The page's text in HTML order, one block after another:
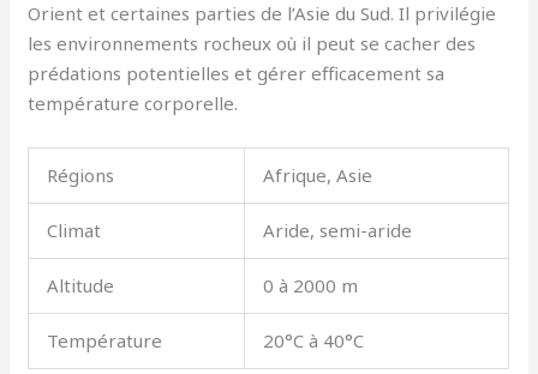
Orient et certaines parties de l’Asie du Sud. Il privilégie
les environnements rocheux où il peut se cacher des
prédations potentielles et gérer efficacement sa
température corporelle.
Régions Afrique, Asie
Climat Aride, semi-aride
Altitude 0 à 2000 m
Température 20°C à 40°C